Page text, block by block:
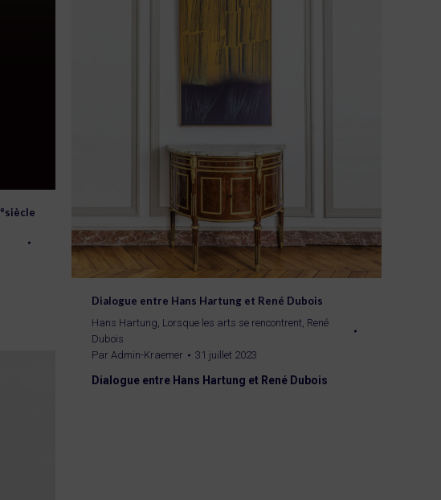
esiècle
Dialogue entre Hans Hartung et René Dubois
Hans Hartung, Lorsque les arts se rencontrent, René
Dubois
Par Admin-Kraemer 31 juillet 2023
Dialogue entre Hans Hartung et René Dubois